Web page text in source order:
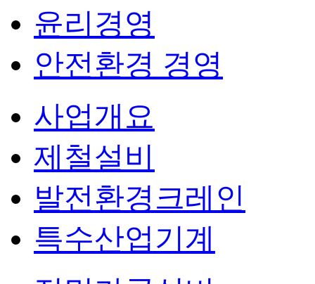
윤리경영
안전환경 경영
사업개요
제철설비
발전환경크레인
특수산업기계